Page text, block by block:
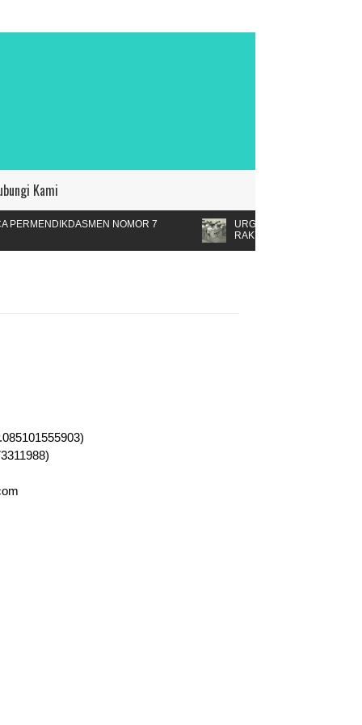
Kami
NOMOR 7
URGENSI SEKOLAH
RAKYAT?